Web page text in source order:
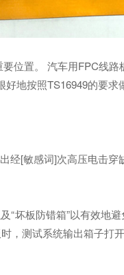
位置。 汽车用FPC线
地按照TS16949的要
[敏感词]次高压电击穿
“坏板防错箱”以有效
测试系统输出箱子打